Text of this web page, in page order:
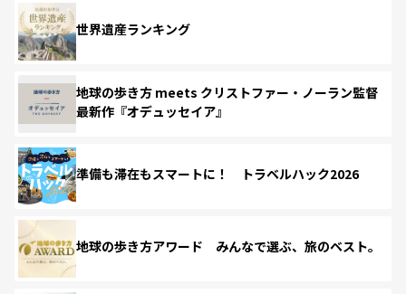
世界遺産ランキング
地球の歩き方 meets クリストファー・ノーラン監督
最新作『オデュッセイア』
準備も滞在もスマートに！ トラベルハック2026
地球の歩き方アワード みんなで選ぶ、旅のベスト。